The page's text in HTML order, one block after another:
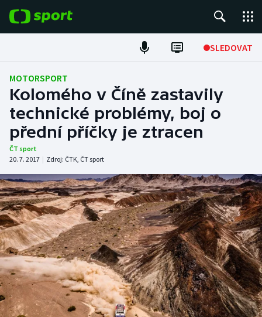
SLEDOVAT
Fotbal
Hokej
Tenis
Atletika
Cyklistika
DALŠÍ SPORTY
Americký fotbal
Baseball a softbal
Basketbal
NEPŘEHLÉDNĚTE
Soutěže
Historické návraty
MOTORSPORT
Kolomého v Číně zastavily
technické problémy, boj o
přední příčky je ztracen
ČT sport
20. 7. 2017 | Zdroj: ČTK, ČT sport